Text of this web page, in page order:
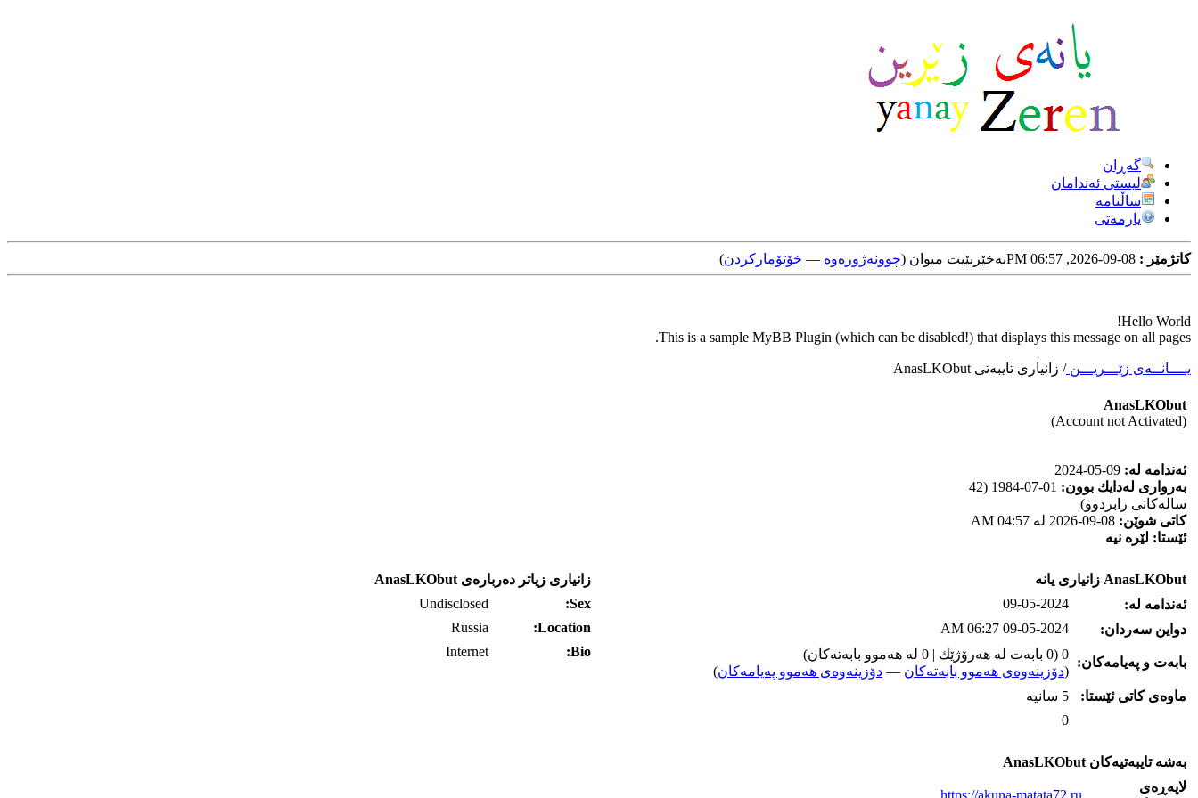
گه‌ڕان
لیستی ئه‌ندامان
ساڵنامه
یارمه‌تی
کاتژمێر : به‌خێربێیت میوان (چوونه‌ژوره‌وه‌ — خۆتۆمارکردن)
Hello World!
This is a sample MyBB Plugin (which can be disabled!) that displays this message on all pages.
یــــانــه‌ی زێـــریـــن/ زانیاری تایبه‌تی AnasLKObut
AnasLKObut
(Account not Activated)
ئه‌ندامه‌ له‌:
به‌رواری له‌دایك بوون:
01-07-1984 (42
ساله‌كانی رابردوو)
كاتی شوێن:
ئێستا: لێره‌ نیه‌
AnasLKObut زانیاری یانه‌
ئه‌ندامه‌ له‌:
09-05-2024
دواین سه‌ردان:
09-05-2024 06:27 AM
بابه‌ت و په‌یامه‌کان:
0 (0 بابه‌ت له‌ هه‌رۆژێك | 0 له‌ هه‌موو بابه‌ته‌كان)
(دۆزینه‌وه‌ی هه‌موو بابه‌ته‌کان — دۆزینه‌وه‌ی هه‌موو په‌یامه‌کان)
ماوه‌ی كاتی ئێستا:
5 سانیه‌
0
به‌شه‌ تایبه‌تیه‌کان AnasLKObut
لاپه‌ڕه‌ی
https://akuna-matata72.ru
زانیاری زیاتر ده‌رباره‌ی AnasLKObut
Sex:
Undisclosed
Location:
Russia
Bio:
Internet